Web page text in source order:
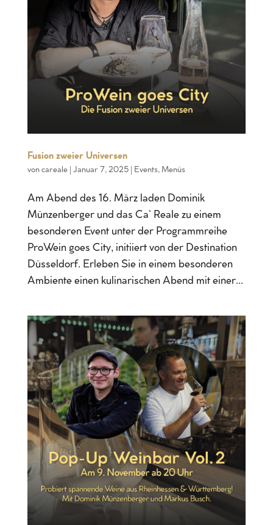
Fusion zweier Universen
von careale| Januar 7, 2025| Events, Menüs
Am Abend des 16. März laden Dominik
Münzenberger und das Ca‘ Reale zu einem
besonderen Event unter der Programmreihe
ProWein goes City, initiiert von der Destination
Düsseldorf. Erleben Sie in einem besonderen
Ambiente einen kulinarischen Abend mit einer...